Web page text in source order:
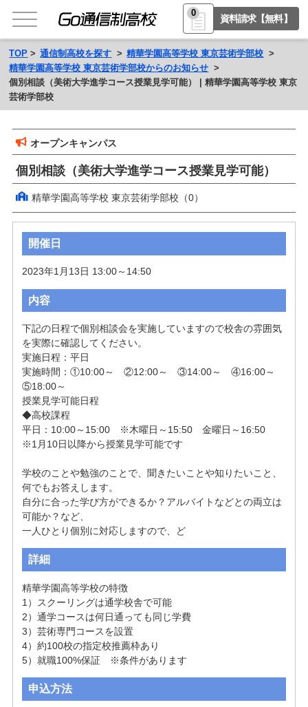
0
資料請求【無料】
TOP 通信制高校を探す
精華学園高等学校 東京芸術学部校
精華学園高等学校 東京芸術学部校からのお知らせ
個別相談（美術大学進学コース授業見学可能） | 精華学園高等学校 東京
芸術学部校
オープンキャンパス
個別相談（美術大学進学コース授業見学可能）
精華学園高等学校 東京芸術学部校（0）
開催日
2023年1月13日 13:00～14:50
内容
下記の日程で個別相談会を実施していますので校舎の雰囲気
を実際に確認してください。
実施日程：平日
実施時間：①10:00～　②12:00～　③14:00～　④16:00～
⑤18:00～
授業見学可能日程
◆高校課程
平日：10:00～15:00　※木曜日～15:50　金曜日～16:50
※1月10日以降から授業見学可能です
学校のことや勉強のことで、聞きたいことや知りたいこと、
何でもお答えします。
自分に合った学び方ができるか？アルバイトなどとの両立は
可能か？など、
一人ひとり個別に対応しますので、ど
詳細
精華学園高等学校の特徴
1）スクーリングは通学校舎で可能
2）通学コースは何日通っても同じ学費
3）芸術専門コースを設置
4）約100校の指定校推薦枠あり
5）就職100%保証　※条件があります
申込方法